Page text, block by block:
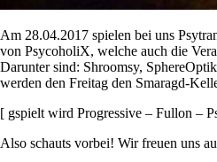
Am 28.04.2017 spielen bei uns
von PsycoholiX, welche auch die
Darunter sind: Shroomsy,
werden den Freitag den Smaragd-
[ gspielt wird Progressive – Fullon –
Also schauts vorbei! Wir freuen uns